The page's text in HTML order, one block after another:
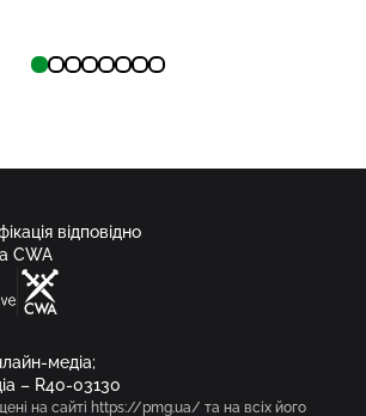
відповідно
CWA
медіа;
– R40-03130
на сайті https://pmg.ua/ та на всіх його